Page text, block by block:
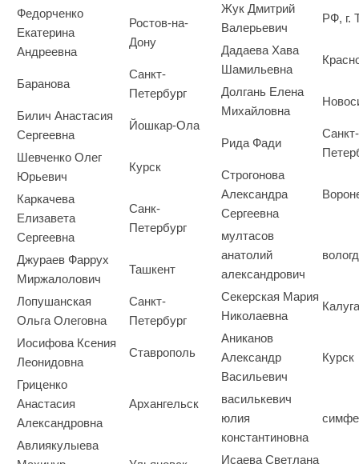
Федорченко
Екатерина
Андреевна
Ростов-на-
Дону
Баранова
Санкт-
Петербург
Билич Анастасия
Сергеевна
Йошкар-Ола
Шевченко Олег
Юрьевич
Курск
Каркачева
Елизавета
Сергеевна
Санк-
Петербург
Джураев Фаррух
Миржалолович
Ташкент
Лопушанская
Ольга Олеговна
Санкт-
Петербург
Иосифова Ксения
Леонидовна
Ставрополь
Гриценко
Анастасия
Александровна
Архангельск
Авлиякулыева
Жук Дмитрий
Валерьевич
РФ, г.
Дадаева Хава
Шамильевна
Долгань Елена
Михайловна
Рида Фади
Санкт-
Строгонова
Александра
Сергеевна
мултасов
анатолий
александрович
Секерская Мария
Николаевна
Калуга
Аниканов
Александр
Васильевич
Курск
василькевич
юлия
константиновна
Исаева Светлана